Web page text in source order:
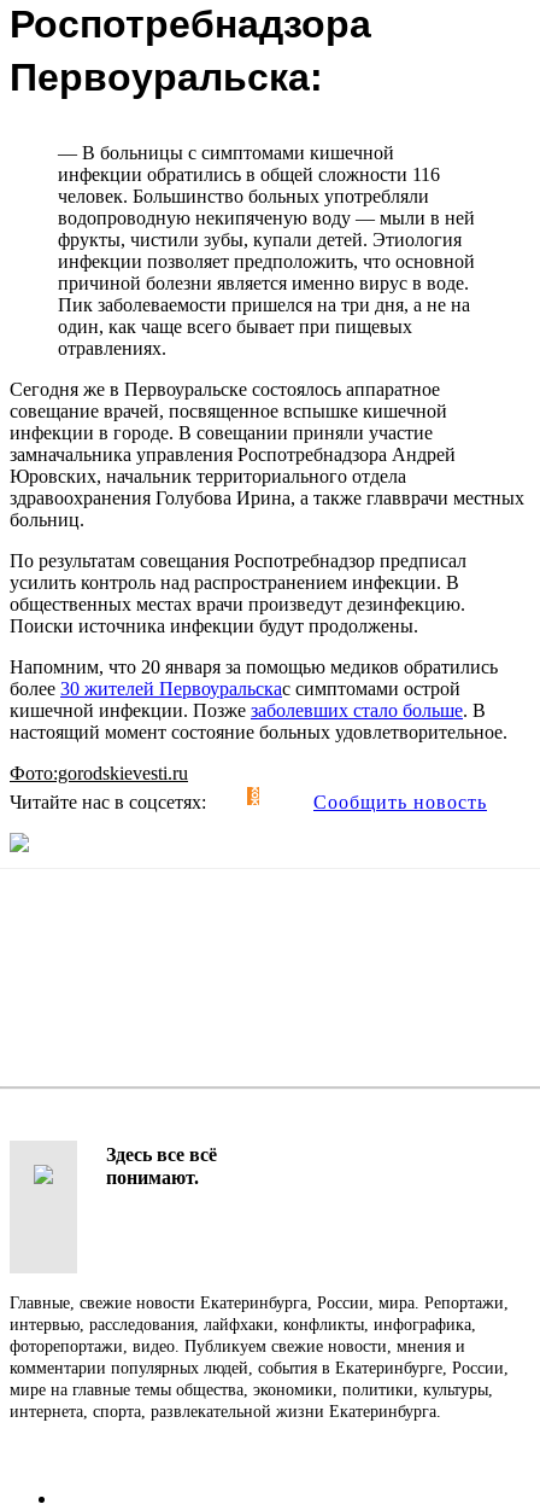
Роспотребнадзора
Первоуральска:
— В больницы с симптомами кишечной
инфекции обратились в общей сложности 116
человек. Большинство больных употребляли
водопроводную некипяченую воду — мыли в ней
фрукты, чистили зубы, купали детей. Этиология
инфекции позволяет предположить, что основной
причиной болезни является именно вирус в воде.
Пик заболеваемости пришелся на три дня, а не на
один, как чаще всего бывает при пищевых
отравлениях.
Сегодня же в Первоуральске состоялось аппаратное
совещание врачей, посвященное вспышке кишечной
инфекции в городе. В совещании приняли участие
замначальника управления Роспотребнадзора Андрей
Юровских, начальник территориального отдела
здравоохранения Голубова Ирина, а также главврачи местных
больниц.
По результатам совещания Роспотребнадзор предписал
усилить контроль над распространением инфекции. В
общественных местах врачи произведут дезинфекцию.
Поиски источника инфекции будут продолжены.
Напомним, что 20 января за помощью медиков обратились
более 30 жителей Первоуральскас симптомами острой
кишечной инфекции. Позже заболевших стало больше. В
настоящий момент состояние больных удовлетворительное.
Фото:gorodskievesti.ru
Читайте нас в соцсетях:
Сообщить новость
Здесь все всё
понимают.
Главные, свежие новости Екатеринбурга, России, мира. Репортажи,
интервью, расследования, лайфхаки, конфликты, инфографика,
фоторепортажи, видео. Публикуем свежие новости, мнения и
комментарии популярных людей, события в Екатеринбурге, России,
мире на главные темы общества, экономики, политики, культуры,
интернета, спорта, развлекательной жизни Екатеринбурга.